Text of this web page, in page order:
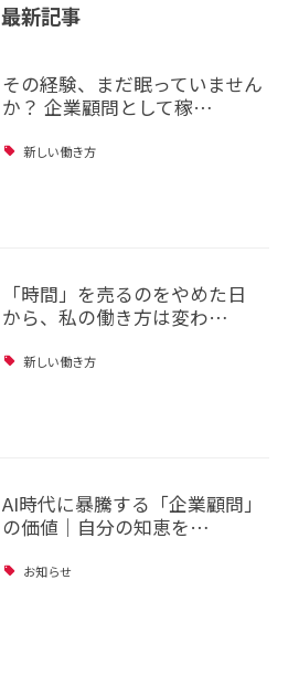
最新記事
その経験、まだ眠っていません
か？ 企業顧問として稼…
新しい働き方
「時間」を売るのをやめた日
から、私の働き方は変わ…
新しい働き方
AI時代に暴騰する「企業顧問」
の価値｜自分の知恵を…
お知らせ